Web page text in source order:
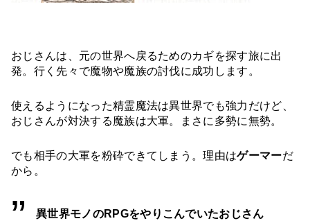
おじさんは、元の世界へ戻るためのカギを探す旅に出
発。行く先々で魔物や魔族の討伐に成功します。
使えるようになった精霊魔法は異世界でも強力だけど、
おじさんが対決する魔族は大軍。まさに多勢に無勢。
でも相手の大軍を粉砕できてしまう。理由はゲーマーだ
から。
異世界モノのRPGをやりこんでいたおじさん